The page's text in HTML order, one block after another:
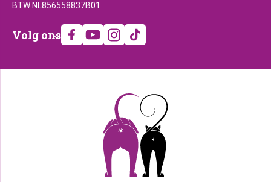
BTW NL856558837B01
Volg
Volg ons